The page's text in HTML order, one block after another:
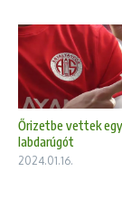
Őrizetbe vettek
labdarúgót
2024.01.16.